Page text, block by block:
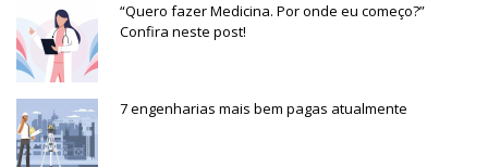
“Quero fazer Medicina. Por onde eu começo?”
Confira neste post!
7 engenharias mais bem pagas atualmente